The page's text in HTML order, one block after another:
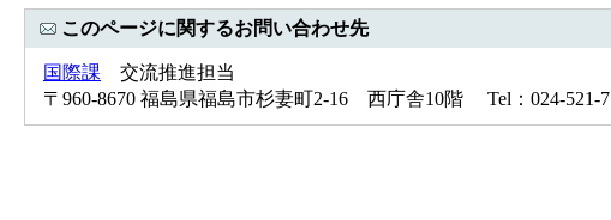
このページに関するお問い合わせ先
国際課 交流推進担当
〒960-8670 福島県福島市杉妻町2-16 西庁舎10階 Tel：024-